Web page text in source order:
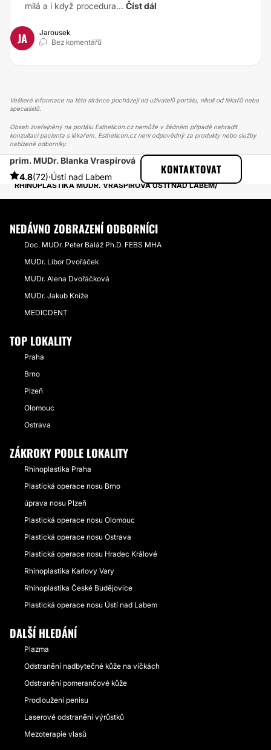
milá a i když procedura... Číst dál
JA
Jarousek
Bez komentářů
Veškeré informace na této stránce pocházejí od uživatelů portálu, nikoli od lékařů nebo
specialistů.
Obsah zveřejněný na portálu Estheticon.cz nemůže v žádném případě nahradit
konzultaci pacienta s lékařem. Estheticon.cz není odpovědný za produkty nebo služby
nabízené odborníky.
prim. MUDr. Blanka Vraspírová
4.8(72)·Ústí nad Labem
KONTAKTOVAT
ESTHETICON
PŘÍBĚHY
PŘÍBĚHY TÝKAJÍCÍ SE ZÁKROKU RHINOPLASTIKA
RHINOPLASTIKA MUDR. VRASPÍROVÁ ÚSTÍ NAD LABEM
NEDÁVNO ZOBRAZENÍ ODBORNÍCI
Doc. MUDr. Peter Baláž Ph.D. FEBS MHA
MUDr. Libor Dvořáček
MUDr. Alena Dvořáčková
MUDr. Jakub Kníže
MEDICDENT
TOP LOKALITY
Praha
Brno
Plzeň
Olomouc
Ostrava
ZÁKROKY PODLE LOKALITY
Rhinoplastika Praha
Plastická operace nosu Brno
úprava nosu Plzeň
Plastická operace nosu Olomouc
Plastická operace nosu Ostrava
Plastická operace nosu Hradec Králové
Rhinoplastika Karlovy Vary
Rhinoplastika České Budějovice
Plastická operace nosu Ústí nad Labem
DALŠÍ HLEDÁNÍ
Plazma
Odstranění nadbytečné kůže na víčkách
Odstranění pomerančové kůže
Prodloužení penisu
Laserové odstranění výrůstků
Mezoterapie vlasů